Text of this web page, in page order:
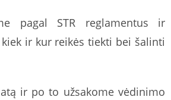
pagal STR reglamentus ir
ir kur reikės tiekti bei šalinti
ir po to užsakome vėdinimo